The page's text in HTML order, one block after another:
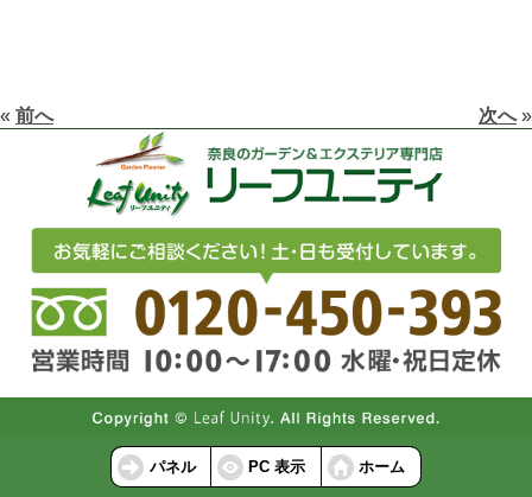
« 前へ 次へ»
パネル PC 表示 ホーム